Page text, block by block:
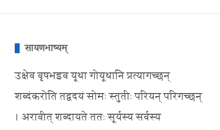
सायणभाष्यम्
उक्षेव वृषभइव यूथा गोयूथानि प्रत्यागच्छन्
शब्दंकरोति तद्वदयं सोमः स्तुतीः परियन् परिगच्छन्
। अरावीत् शब्दायते ततः सूर्यस्य सर्वस्य